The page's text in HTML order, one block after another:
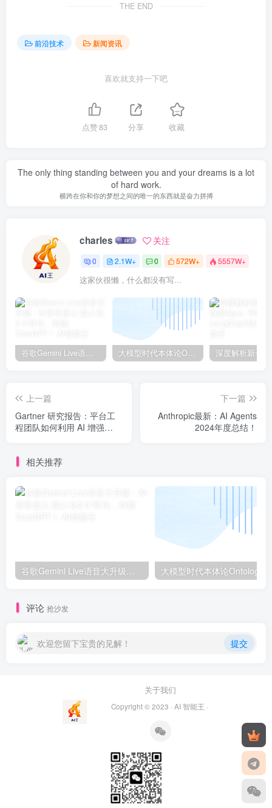
THE END
前沿技术 新闻资讯
喜欢就支持一下吧
点赞83 分享 收藏
The only thing standing between you and your dreams is a lot
of hard work.
横跨在你和你的梦想之间的唯一的东西就是奋力拼搏
charles 关注
0 2.1W+ 0 572W+ 5557W+
这家伙很懒，什么都没有写...
谷歌Gemini Live语音大升级：AI语音进入“拟人化2.0”时代，剑指ChatGPT！ 大模型时代本体论Ontology驱动的AI知识引擎助力企业智能决策系统的未来进化-一篇献给企业董事会和CIO的深度思考(第一篇)
上一篇
Gartner 研究报告：平台工
程团队如何利用 AI 增强
下一篇
Anthropic最新：AI Agents
2024年度总结！
相关推荐
谷歌Gemini Live语音大升级：AI语音进入“拟人化2.0”时代，剑指ChatGPT！
评论 抢沙发
欢迎您留下宝贵的见解！ 提交
关于我们
Copyright © 2023 · AI 智能王 ·